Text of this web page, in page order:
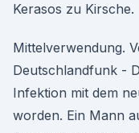
Kerasos zu Kirsche.
Mittelverwendung.
Deutschlandfunk -
Infektion mit dem
worden. Ein Mann